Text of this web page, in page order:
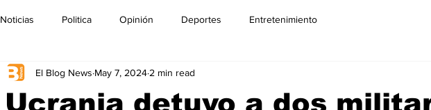
Noticias Politica Opinión Deportes Entretenimiento
Ucrania detuvo a dos
El Blog News May 7, 2024 2 min read